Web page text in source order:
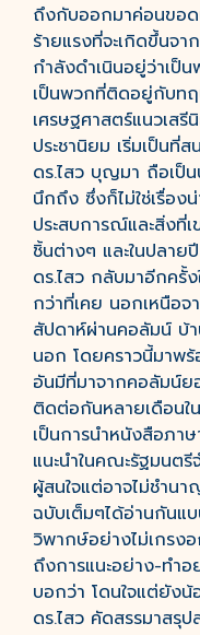
ถึงกับออกมาค่อนขอ
ร้ายแรงที่จะเกิดขึ้นจ
กำลังดำเนินอยู่ว่าเป็
เป็นพวกที่ติดอยู่กับท
เศรษฐศาสตร์แนวเส
ประชานิยม เริ่มเป็นที่
ดร.ไสว บุญมา ถือเป็
นึกถึง ซึ่งก็ไม่ใช่เรื่อง
ประสบการณ์และสิ่งที่
ชิ้นต่างๆ และในปลา
ดร.ไสว กลับมาอีกครั้
กว่าที่เคย นอกเหนือจ
สัปดาห์ผ่านคอลัมน์ บ้า
นอก โดยคราวนี้มาพ
อันมีที่มาจากคอลัมน์
ติดต่อกันหลายเดือนใ
เป็นการนำหนังสือภ
แนะนำในคณะรัฐมนต
ผู้สนใจแต่อาจไม่ชำน
ฉบับเต็มๆได้อ่านกันแ
วิพากษ์อย่างไม่เกรง
ถึงการแนะอย่าง-ทำ
บอกว่า โดนใจแต่ยัง
ดร.ไสว คัดสรรมาสรุ